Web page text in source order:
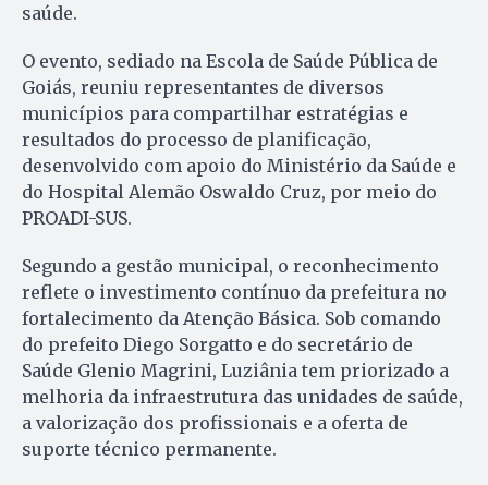
saúde.
O evento, sediado na Escola de Saúde Pública de
Goiás, reuniu representantes de diversos
municípios para compartilhar estratégias e
resultados do processo de planificação,
desenvolvido com apoio do Ministério da Saúde e
do Hospital Alemão Oswaldo Cruz, por meio do
PROADI-SUS.
Segundo a gestão municipal, o reconhecimento
reflete o investimento contínuo da prefeitura no
fortalecimento da Atenção Básica. Sob comando
do prefeito Diego Sorgatto e do secretário de
Saúde Glenio Magrini, Luziânia tem priorizado a
melhoria da infraestrutura das unidades de saúde,
a valorização dos profissionais e a oferta de
suporte técnico permanente.